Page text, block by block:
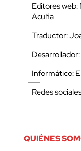
Editores web:
Acuña
Traductor:
Informático:
Redes
QUIÉNES